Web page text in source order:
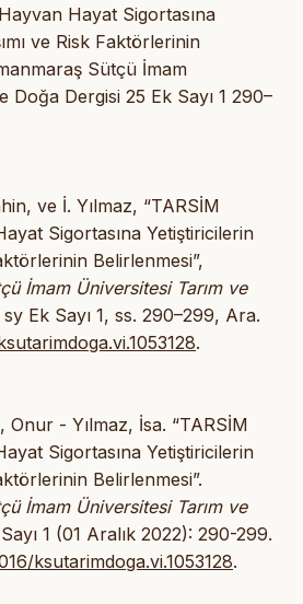
Hayat Sigortasına
ve Risk Faktörlerinin
Sütçü İmam
Doğa Dergisi 25 Ek Sayı 1 290–
ve İ. Yılmaz, “TARSİM
Sigortasına Yetiştiricilerin
Belirlenmesi”,
İmam Üniversitesi Tarım ve
Ek Sayı 1, ss. 290–299, Ara.
.
Onur - Yılmaz, İsa. “TARSİM
Sigortasına Yetiştiricilerin
Belirlenmesi”.
İmam Üniversitesi Tarım ve
1 (01 Aralık 2022): 290-299.
ksutarimdoga.vi.1053128.